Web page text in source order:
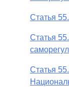
Статья
Статья
Статья